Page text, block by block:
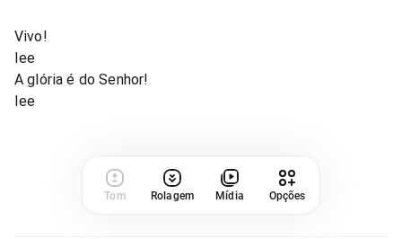
Vivo!
Iee
A glória é do Senhor!
Iee
Tom Rolagem Mídia Opções